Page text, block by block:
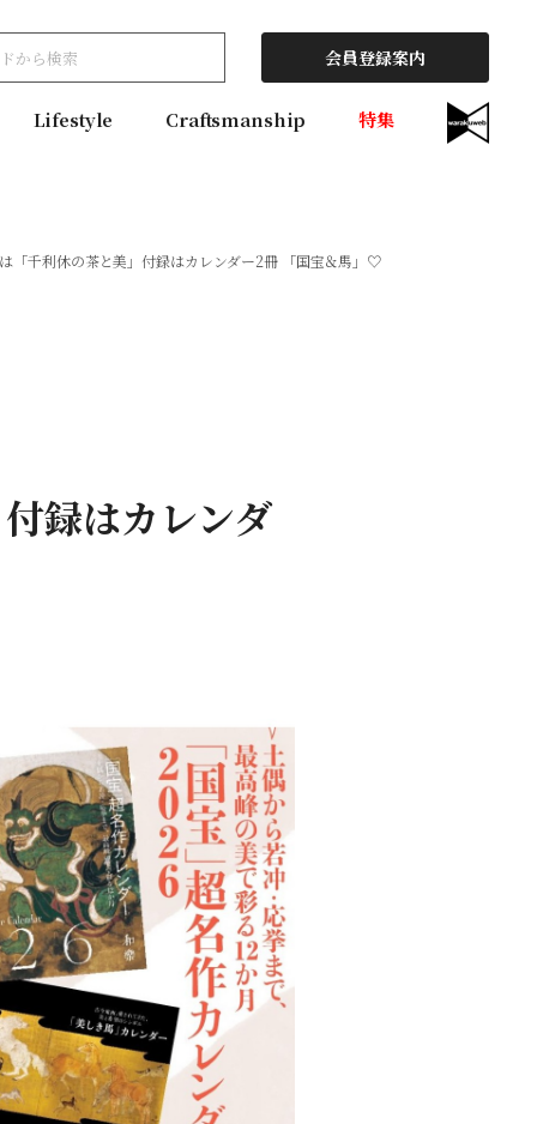
会員登録案内
Lifestyle Craftsmanship 特集
「千利休の茶と美」付録はカレンダー2冊 「国宝＆馬」♡
録はカレンダ